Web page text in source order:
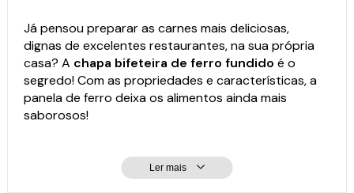
Já pensou preparar as carnes mais deliciosas,
dignas de excelentes restaurantes, na sua própria
casa? A chapa bifeteira de ferro fundidoé o
segredo! Com as propriedades e características, a
panela de ferro deixa os alimentos ainda mais
saborosos!
Por que comprar chapa
Ler mais